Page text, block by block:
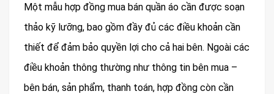
Một mẫu hợp đồng mua bán quần áo cần được soạn
thảo kỹ lưỡng, bao gồm đầy đủ các điều khoản cần
thiết để đảm bảo quyền lợi cho cả hai bên. Ngoài các
điều khoản thông thường như thông tin bên mua –
bên bán, sản phẩm, thanh toán, hợp đồng còn cần